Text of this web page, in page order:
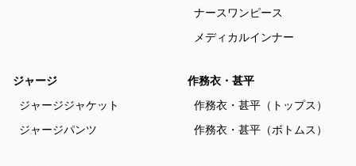
ナースワンピース
メディカルインナー
ジャージ
ジャージジャケット
ジャージパンツ
作務衣・甚平
作務衣・甚平（トップス）
作務衣・甚平（ボトムス）